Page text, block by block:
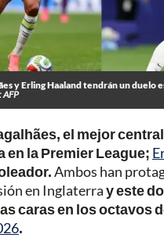
y Erling Haaland tendrán un duelo
AFP
el mejor
en la Premier League;
Ambos han
en Inglaterray este
caras en los octavos
.